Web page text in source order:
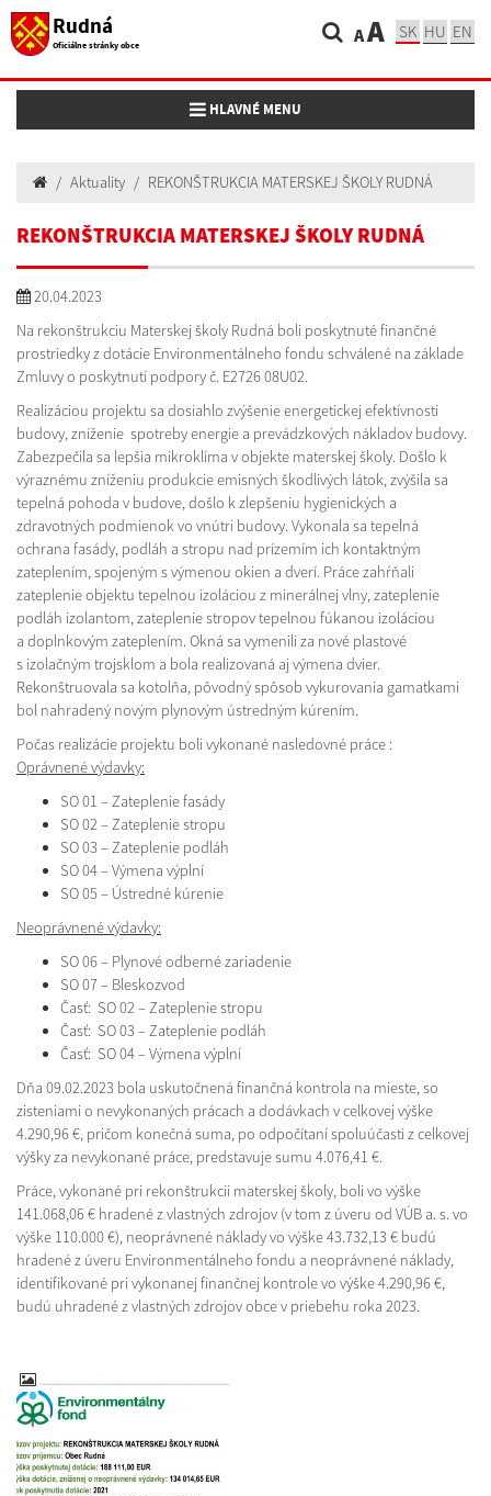
Rudná
Oficiálne stránky obce AA SK HU EN
Toggle navigation
HLAVNÉ MENU
Aktuality REKONŠTRUKCIA MATERSKEJ ŠKOLY RUDNÁ
REKONŠTRUKCIA MATERSKEJ ŠKOLY RUDNÁ
20.04.2023
Na rekonštrukciu Materskej školy Rudná boli poskytnuté finančné
prostriedky z dotácie Environmentálneho fondu schválené na základe
Zmluvy o poskytnutí podpory č. E2726 08U02.
Realizáciou projektu sa dosiahlo zvýšenie energetickej efektívnosti
budovy, zníženie spotreby energie a prevádzkových nákladov budovy.
Zabezpečila sa lepšia mikroklíma v objekte materskej školy. Došlo k
výraznému zníženiu produkcie emisných škodlivých látok, zvýšila sa
tepelná pohoda v budove, došlo k zlepšeniu hygienických a
zdravotných podmienok vo vnútri budovy. Vykonala sa tepelná
ochrana fasády, podláh a stropu nad prízemím ich kontaktným
zateplením, spojeným s výmenou okien a dverí. Práce zahŕňali
zateplenie objektu tepelnou izoláciou z minerálnej vlny, zateplenie
podláh izolantom, zateplenie stropov tepelnou fúkanou izoláciou
a doplnkovým zateplením. Okná sa vymenili za nové plastové
s izolačným trojsklom a bola realizovaná aj výmena dvier.
Rekonštruovala sa kotolňa, pôvodný spôsob vykurovania gamatkami
bol nahradený novým plynovým ústredným kúrením.
Počas realizácie projektu boli vykonané nasledovné práce :
Oprávnené výdavky:
SO 01 – Zateplenie fasády
SO 02 – Zateplenie stropu
SO 03 – Zateplenie podláh
SO 04 – Výmena výplní
SO 05 – Ústredné kúrenie
Neoprávnené výdavky:
SO 06 – Plynové odberné zariadenie
SO 07 – Bleskozvod
Časť: SO 02 – Zateplenie stropu
Časť: SO 03 – Zateplenie podláh
Časť: SO 04 – Výmena výplní
Dňa 09.02.2023 bola uskutočnená finančná kontrola na mieste, so
zisteniami o nevykonaných prácach a dodávkach v celkovej výške
4.290,96 €, pričom konečná suma, po odpočítaní spoluúčasti z celkovej
výšky za nevykonané práce, predstavuje sumu 4.076,41 €.
Práce, vykonané pri rekonštrukcii materskej školy, boli vo výške
141.068,06 € hradené z vlastných zdrojov (v tom z úveru od VÚB a. s. vo
výške 110.000 €), neoprávnené náklady vo výške 43.732,13 € budú
hradené z úveru Environmentálneho fondu a neoprávnené náklady,
identifikované pri vykonanej finančnej kontrole vo výške 4.290,96 €,
budú uhradené z vlastných zdrojov obce v priebehu roka 2023.